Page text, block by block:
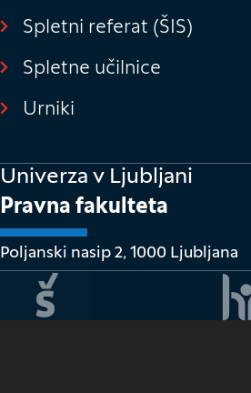
Spletni referat (ŠIS)
Spletne učilnice
Urniki
Univerza v Ljubljani
Pravna fakulteta
Poljanski nasip 2, 1000 Ljubljana